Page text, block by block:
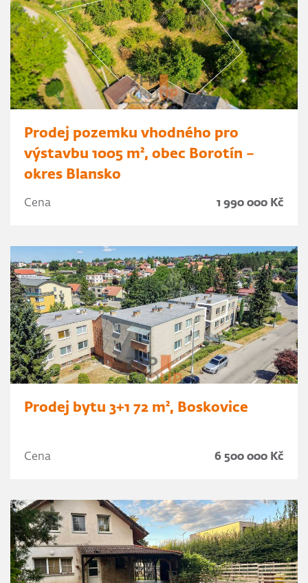
Prodej pozemku vhodného pro
výstavbu 1005 m², obec Borotín –
okres Blansko
Cena 1 990 000 Kč
Prodej bytu 3+1 72 m², Boskovice
Cena 6 500 000 Kč